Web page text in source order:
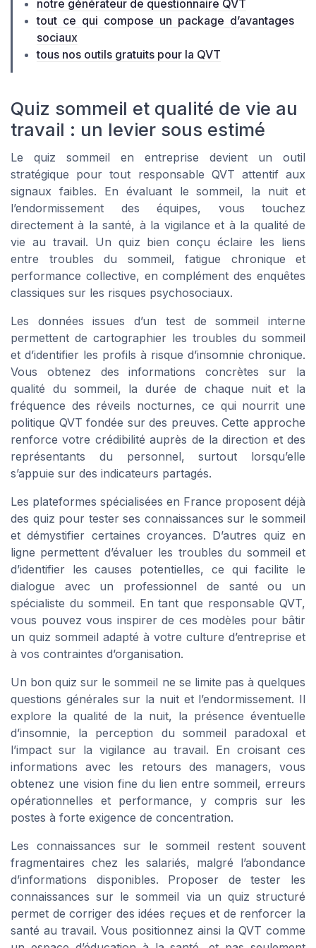
notre générateur de questionnaire QVT
tout ce qui compose un package d’avantages
sociaux
tous nos outils gratuits pour la QVT
Quiz sommeil et qualité de vie au
travail : un levier sous estimé
Le quiz sommeil en entreprise devient un outil
stratégique pour tout responsable QVT attentif aux
signaux faibles. En évaluant le sommeil, la nuit et
l’endormissement des équipes, vous touchez
directement à la santé, à la vigilance et à la qualité de
vie au travail. Un quiz bien conçu éclaire les liens
entre troubles du sommeil, fatigue chronique et
performance collective, en complément des enquêtes
classiques sur les risques psychosociaux.
Les données issues d’un test de sommeil interne
permettent de cartographier les troubles du sommeil
et d’identifier les profils à risque d’insomnie chronique.
Vous obtenez des informations concrètes sur la
qualité du sommeil, la durée de chaque nuit et la
fréquence des réveils nocturnes, ce qui nourrit une
politique QVT fondée sur des preuves. Cette approche
renforce votre crédibilité auprès de la direction et des
représentants du personnel, surtout lorsqu’elle
s’appuie sur des indicateurs partagés.
Les plateformes spécialisées en France proposent déjà
des quiz pour tester ses connaissances sur le sommeil
et démystifier certaines croyances. D’autres quiz en
ligne permettent d’évaluer les troubles du sommeil et
d’identifier les causes potentielles, ce qui facilite le
dialogue avec un professionnel de santé ou un
spécialiste du sommeil. En tant que responsable QVT,
vous pouvez vous inspirer de ces modèles pour bâtir
un quiz sommeil adapté à votre culture d’entreprise et
à vos contraintes d’organisation.
Un bon quiz sur le sommeil ne se limite pas à quelques
questions générales sur la nuit et l’endormissement. Il
explore la qualité de la nuit, la présence éventuelle
d’insomnie, la perception du sommeil paradoxal et
l’impact sur la vigilance au travail. En croisant ces
informations avec les retours des managers, vous
obtenez une vision fine du lien entre sommeil, erreurs
opérationnelles et performance, y compris sur les
postes à forte exigence de concentration.
Les connaissances sur le sommeil restent souvent
fragmentaires chez les salariés, malgré l’abondance
d’informations disponibles. Proposer de tester les
connaissances sur le sommeil via un quiz structuré
permet de corriger des idées reçues et de renforcer la
santé au travail. Vous positionnez ainsi la QVT comme